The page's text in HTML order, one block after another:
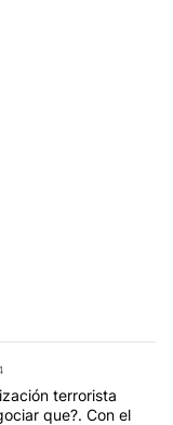
terrorista
que?. Con el